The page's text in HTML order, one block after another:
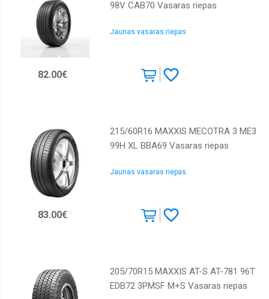
Gripmax
Hankook
Kumho
Lassa
Michelin
Nankang
Nexen
Nokian
Sailun
98V CAB70 Vasaras riepas
Jaunas vasaras riepas
82.00€
215/60R16 MAXXIS MECOTRA 3 ME3
99H XL BBA69 Vasaras riepas
Jaunas vasaras riepas
83.00€
205/70R15 MAXXIS AT-S AT-781 96T
EDB72 3PMSF M+S Vasaras riepas